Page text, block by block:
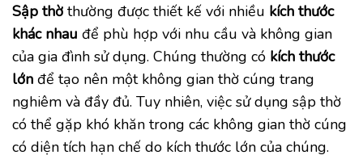
Sập thờ thường được thiết kế với nhiều kích thước
khác nhau để phù hợp với nhu cầu và không gian
của gia đình sử dụng. Chúng thường có kích thước
lớn để tạo nên một không gian thờ cúng trang
nghiêm và đầy đủ. Tuy nhiên, việc sử dụng sập thờ
có thể gặp khó khăn trong các không gian thờ cúng
có diện tích hạn chế do kích thước lớn của chúng.